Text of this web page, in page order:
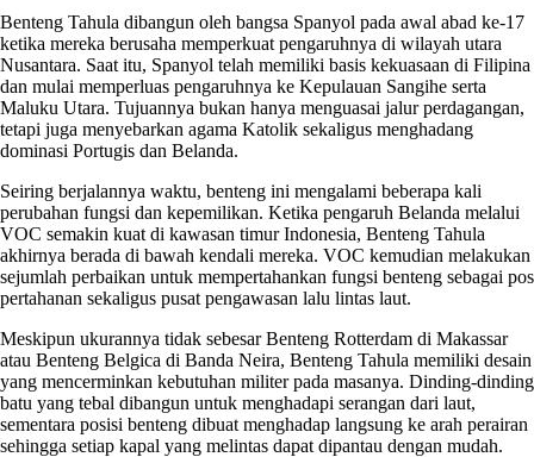
Benteng Tahula dibangun oleh bangsa Spanyol pada awal abad ke-17
ketika mereka berusaha memperkuat pengaruhnya di wilayah utara
Nusantara. Saat itu, Spanyol telah memiliki basis kekuasaan di Filipina
dan mulai memperluas pengaruhnya ke Kepulauan Sangihe serta
Maluku Utara. Tujuannya bukan hanya menguasai jalur perdagangan,
tetapi juga menyebarkan agama Katolik sekaligus menghadang
dominasi Portugis dan Belanda.
Seiring berjalannya waktu, benteng ini mengalami beberapa kali
perubahan fungsi dan kepemilikan. Ketika pengaruh Belanda melalui
VOC semakin kuat di kawasan timur Indonesia, Benteng Tahula
akhirnya berada di bawah kendali mereka. VOC kemudian melakukan
sejumlah perbaikan untuk mempertahankan fungsi benteng sebagai pos
pertahanan sekaligus pusat pengawasan lalu lintas laut.
Meskipun ukurannya tidak sebesar Benteng Rotterdam di Makassar
atau Benteng Belgica di Banda Neira, Benteng Tahula memiliki desain
yang mencerminkan kebutuhan militer pada masanya. Dinding-dinding
batu yang tebal dibangun untuk menghadapi serangan dari laut,
sementara posisi benteng dibuat menghadap langsung ke arah perairan
sehingga setiap kapal yang melintas dapat dipantau dengan mudah.